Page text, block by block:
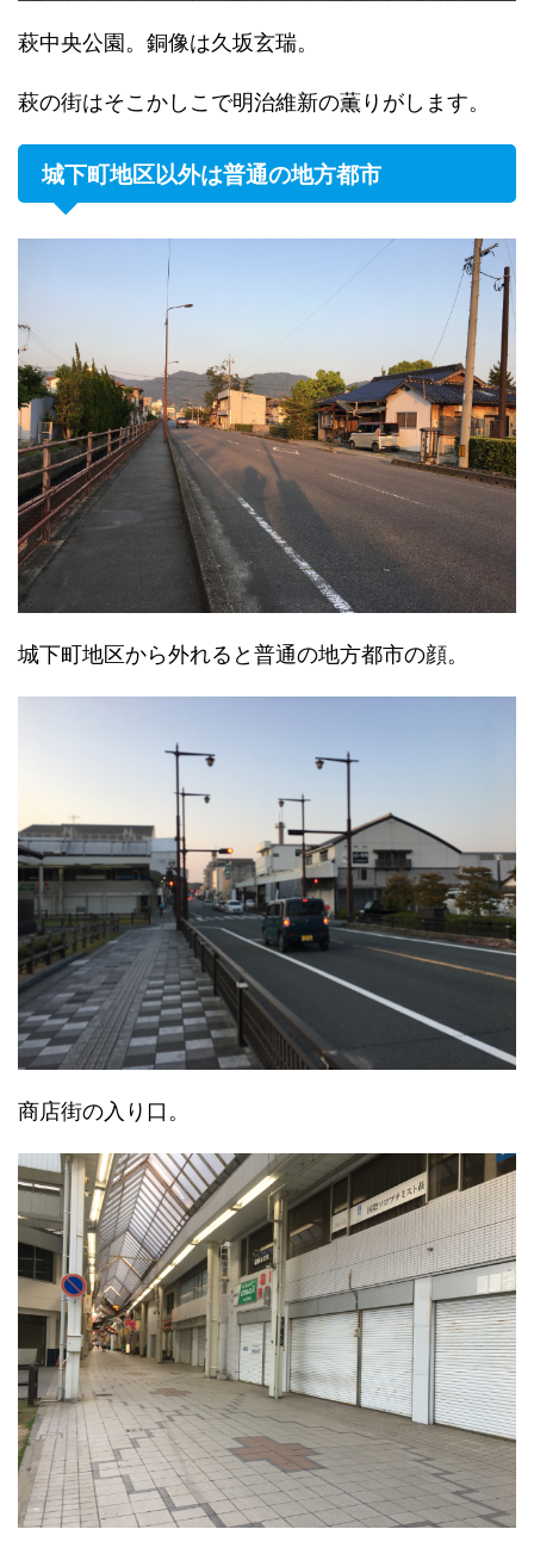
萩中央公園。銅像は久坂玄瑞。
萩の街はそこかしこで明治維新の薫りがします。
城下町地区以外は普通の地方都市
城下町地区から外れると普通の地方都市の顔。
商店街の入り口。